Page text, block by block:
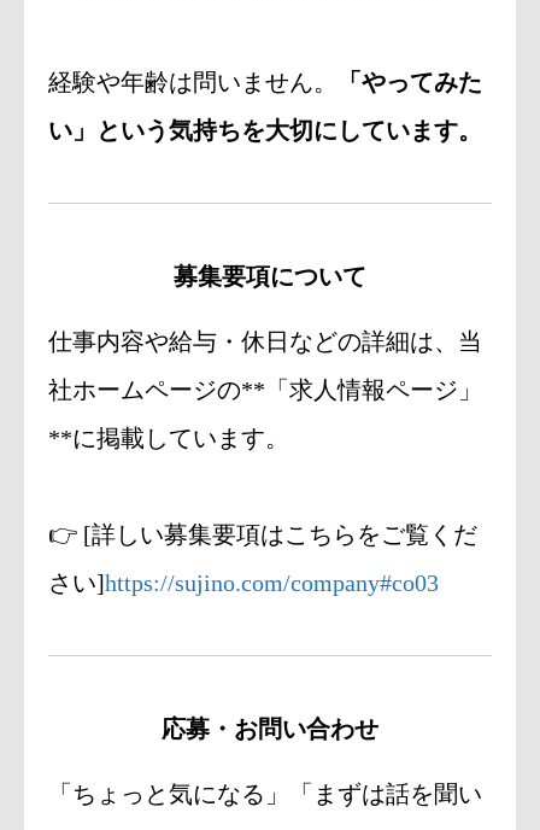
経験や年齢は問いません。
「やってみた
い」という気持ちを大切にしています。
募集要項について
仕事内容や給与・休日などの詳細は、当
社ホームページの**「求人情報ページ」
**に掲載しています。
👉 [詳しい募集要項はこちらをご覧くだ
さい]https://sujino.com/company#co03
応募・お問い合わせ
「ちょっと気になる」「まずは話を聞い